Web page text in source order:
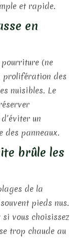
et rapide.
en
(ne
prolifération des
nuisibles. Le
un
des panneaux.
brûle les
de la
pieds nus.
vous choisissez
trop chaude au